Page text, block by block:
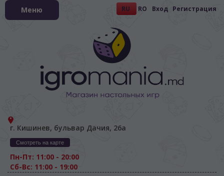
RU RO Вход Регистрация
г. Кишинев, бульвар Дачия, 26а
Смотреть на карте
Пн-Пт: 11:00 - 20:00
Сб-Вс: 11:00 - 19:00
Меню